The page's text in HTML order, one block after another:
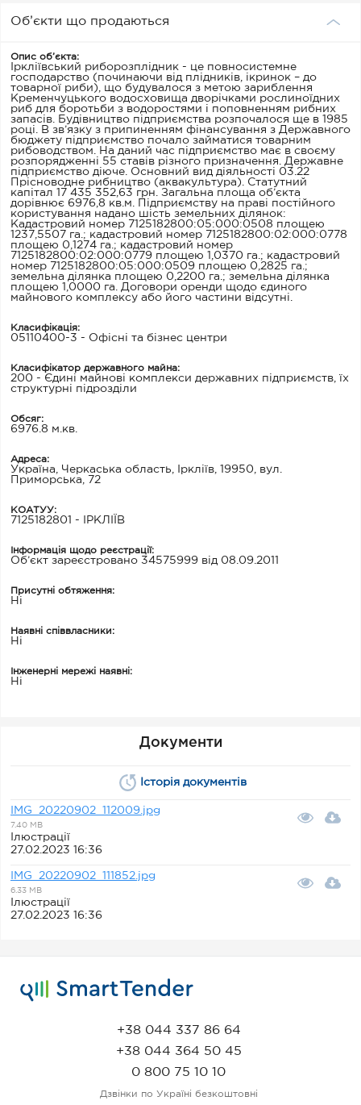
Об’єкти що продаються
Опис об’єкта:
Іркліївський риборозплідник - це повносистемне
господарство (починаючи від плідників, ікринок – до
товарної риби), що будувалося з метою зариблення
Кременчуцького водосховища дворічками рослиноїдних
риб для боротьби з водоростями і поповненням рибних
запасів. Будівництво підприємства розпочалося ще в 1985
році. В зв’язку з припиненням фінансування з Державного
бюджету підприємство почало займатися товарним
рибоводством. На даний час підприємство має в своєму
розпорядженні 55 ставів різного призначення. Державне
підприємство діюче. Основний вид діяльності 03.22
Прісноводне рибництво (аквакультура). Статутний
капітал 17 435 352,63 грн. Загальна площа об’єкта
дорівнює 6976,8 кв.м. Підприємству на праві постійного
користування надано шість земельних ділянок:
Кадастровий номер 7125182800:05:000:0508 площею
1237,5507 га.; кадастровий номер 7125182800:02:000:0778
площею 0,1274 га.; кадастровий номер
7125182800:02:000:0779 площею 1,0370 га.; кадастровий
номер 7125182800:05:000:0509 площею 0,2825 га.;
земельна ділянка площею 0,2200 га.; земельна ділянка
площею 1,0000 га. Договори оренди щодо єдиного
майнового комплексу або його частини відсутні.
Класифікація:
05110400-3 - Офісні та бізнес центри
Класифікатор державного майна:
200 - Єдині майнові комплекси державних підприємств, їх
структурні підрозділи
Обсяг:
6976.8 м.кв.
Адреса:
Україна, Черкаська область, Іркліїв, 19950, вул.
Приморська, 72
КОАТУУ:
7125182801 - ІРКЛІЇВ
Інформація щодо реєстрації:
Об’єкт зареєстровано 34575999 від 08.09.2011
Присутні обтяження:
Ні
Наявні співвласники:
Ні
Інженерні мережі наявні:
Ні
Документи
Історія документів
IMG_20220902_112009.jpg
7.40 MB
Ілюстрації
27.02.2023 16:36
IMG_20220902_111852.jpg
6.33 MB
Ілюстрації
27.02.2023 16:36
+38 044 337 86 64
+38 044 364 50 45
0 800 75 10 10
Дзвінки по Україні безкоштовні